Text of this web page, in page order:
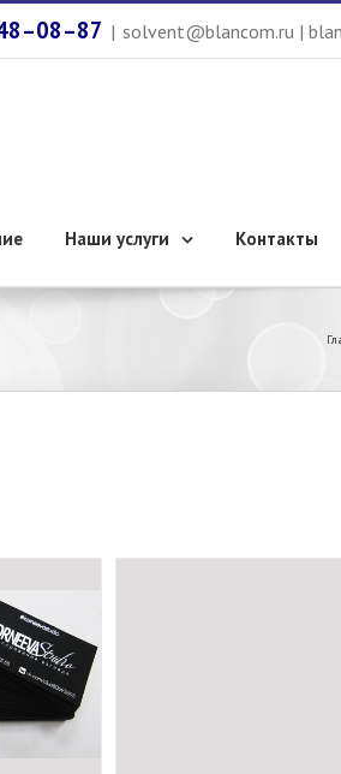
| solvent@blancom.ru |
Наши услуги Контакты